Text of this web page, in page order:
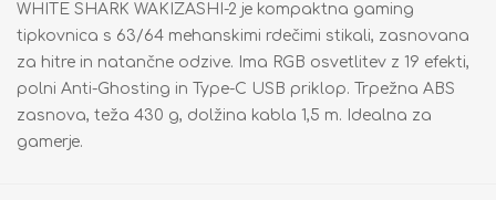
WHITE SHARK WAKIZASHI-2 je kompaktna gaming
tipkovnica s 63/64 mehanskimi rdečimi stikali, zasnovana
za hitre in natančne odzive. Ima RGB osvetlitev z 19 efekti,
polni Anti-Ghosting in Type-C USB priklop. Trpežna ABS
zasnova, teža 430 g, dolžina kabla 1,5 m. Idealna za
gamerje.